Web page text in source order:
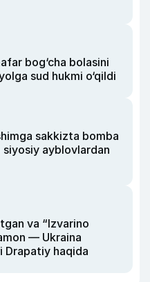
bog‘cha bolasini
sud hukmi o‘qildi
sakkizta bomba
siyosiy ayblovlardan
va “Izvarino
— Ukraina
Drapatiy haqida